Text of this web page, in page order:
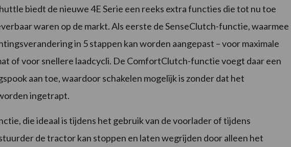
biedt de nieuwe 4E Serie een reeks extra functies die tot nu toe
waren op de markt. Als eerste de SenseClutch-functie, waarmee
in 5 stappen kan worden aangepast – voor maximale
of voor snellere laadcycli. De ComfortClutch-functie voegt daar een
aan toe, waardoor schakelen mogelijk is zonder dat het
ingetrapt.
die ideaal is tijdens het gebruik van de voorlader of tijdens
de tractor kan stoppen en laten wegrijden door alleen het